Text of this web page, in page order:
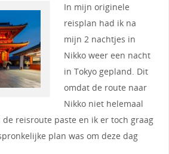
In mijn originele
reisplan had ik na
mijn 2 nachtjes in
Nikko weer een nacht
in Tokyo gepland. Dit
omdat de route naar
Nikko niet helemaal
reisroute paste en ik er toch graag
plan was om deze dag